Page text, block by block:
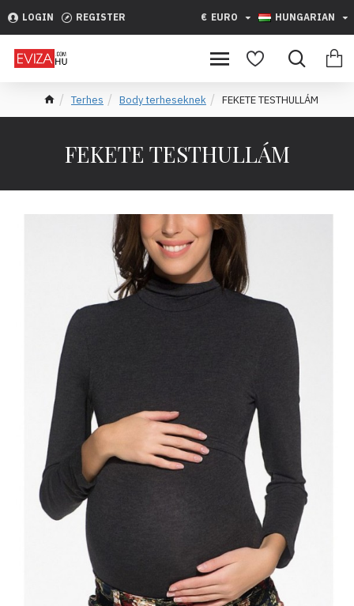
LOGIN REGISTER € EURO HUNGARIAN
Terhes Body terheseknek FEKETE TESTHULLÁM
FEKETE TESTHULLÁM